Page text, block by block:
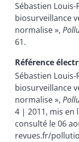
Sébastien Louis-
biosurveillance
normalise »,
61.
Référence
Sébastien Louis-
biosurveillance
normalise »,
4 | 2011, mis en
consulté le 06
revues.fr/